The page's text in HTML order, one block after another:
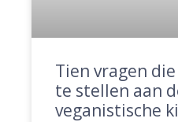
Tien vragen
te stellen aan
veganistische